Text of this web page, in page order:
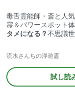
毒舌霊能師・斎と人
霊＆パワースポット
タメになる？不思議
流水さんちの浮遊霊
試し読